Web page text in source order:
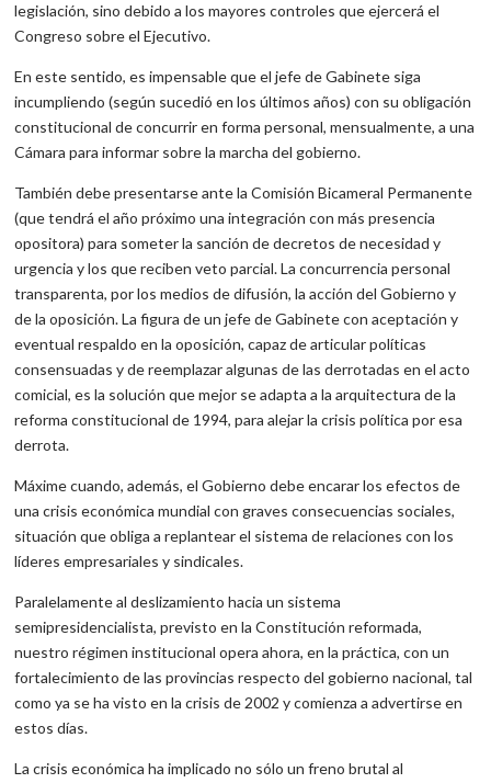
legislación, sino debido a los mayores controles que ejercerá el
Congreso sobre el Ejecutivo.
En este sentido, es impensable que el jefe de Gabinete siga
incumpliendo (según sucedió en los últimos años) con su obligación
constitucional de concurrir en forma personal, mensualmente, a una
Cámara para informar sobre la marcha del gobierno.
También debe presentarse ante la Comisión Bicameral Permanente
(que tendrá el año próximo una integración con más presencia
opositora) para someter la sanción de decretos de necesidad y
urgencia y los que reciben veto parcial. La concurrencia personal
transparenta, por los medios de difusión, la acción del Gobierno y
de la oposición. La figura de un jefe de Gabinete con aceptación y
eventual respaldo en la oposición, capaz de articular políticas
consensuadas y de reemplazar algunas de las derrotadas en el acto
comicial, es la solución que mejor se adapta a la arquitectura de la
reforma constitucional de 1994, para alejar la crisis política por esa
derrota.
Máxime cuando, además, el Gobierno debe encarar los efectos de
una crisis económica mundial con graves consecuencias sociales,
situación que obliga a replantear el sistema de relaciones con los
líderes empresariales y sindicales.
Paralelamente al deslizamiento hacia un sistema
semipresidencialista, previsto en la Constitución reformada,
nuestro régimen institucional opera ahora, en la práctica, con un
fortalecimiento de las provincias respecto del gobierno nacional, tal
como ya se ha visto en la crisis de 2002 y comienza a advertirse en
estos días.
La crisis económica ha implicado no sólo un freno brutal al